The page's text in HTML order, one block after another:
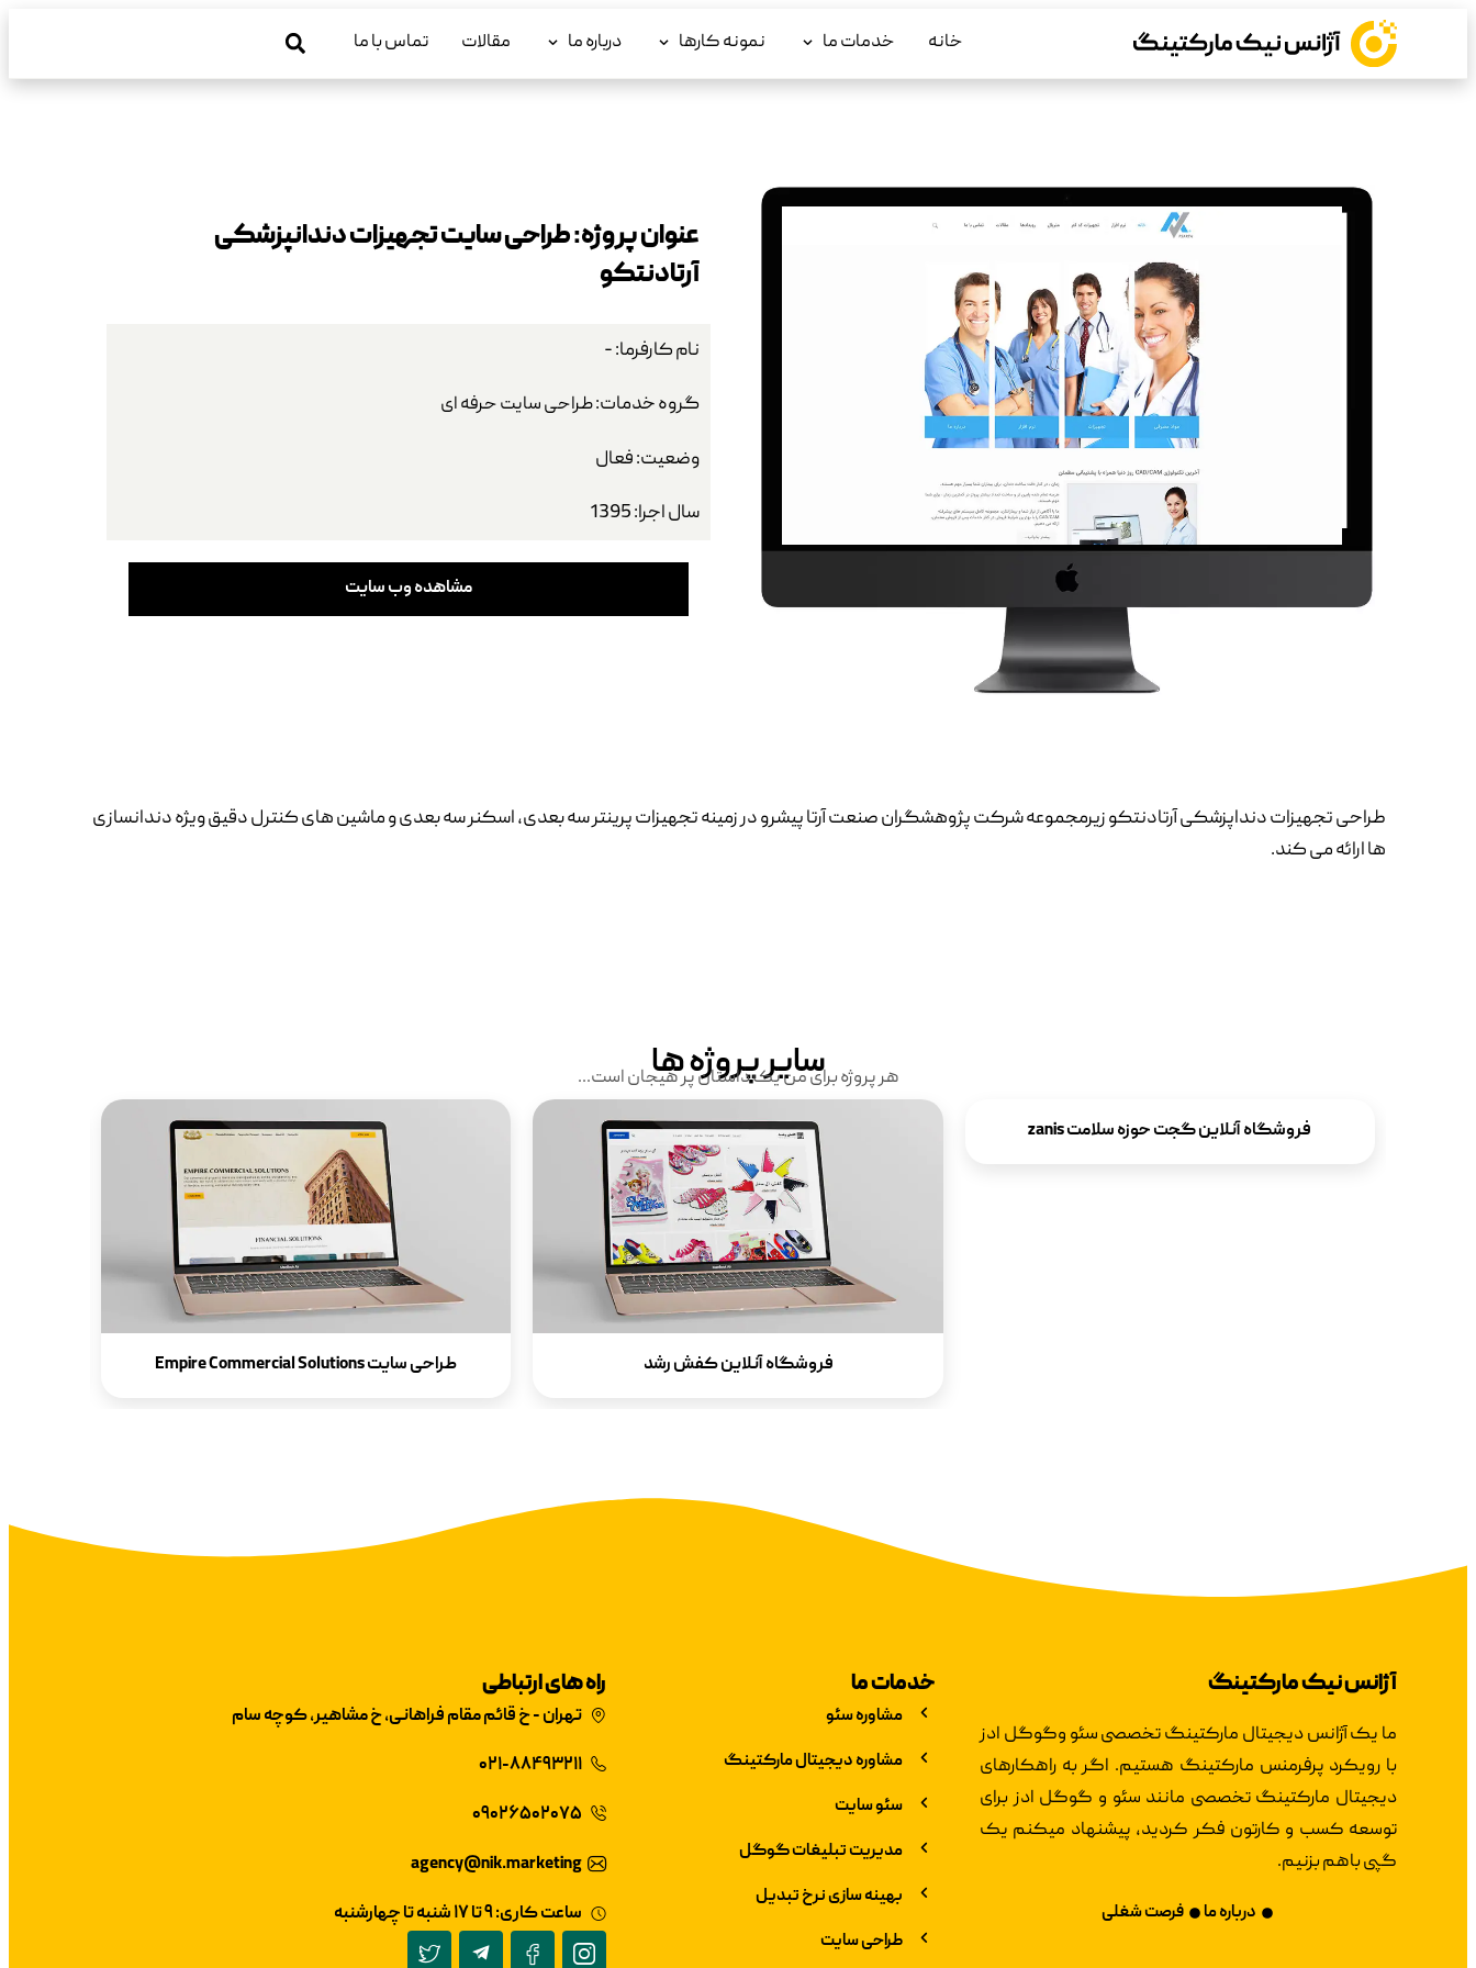
خانه خدمات ما نمونه کارها درباره ما مقالات تماس با ما
عنوان پروژه: طراحی سایت تجهیزات دندانپزشکی
آرتادنتکو
نام کارفرما: -
گروه خدمات:طراحی سایت حرفه ای
وضعیت: فعال
سال اجرا: 1395
مشاهده وب سایت
طراحی تجهیزات دنداپزشکی آرتادنتکو زیرمجموعه شرکت پژوهشگران صنعت آرتا پیشرو در زمینه تجهیزات پرینتر سه بعدی، اسکنر سه بعدی و ماشین های کنترل دقیق ویژه دندانسازی
ها ارائه می کند.
سایر پروژه ها
هر پروژه برای من یک داستان پر هیجان است...
فروشگاه آنلاین گجت حوزه سلامت zanis
فروشگاه آنلاین کفش رشد طراحی سایت Empire Commercial Solutions
آژانس نیک مارکتینگ
ما یک آژانس دیجیتال مارکتینگ تخصصی سئو وگوگل ادز
با رویکرد پرفرمنس مارکتینگ هستیم. اگر به راهکارهای
دیجیتال مارکتینگ تخصصی مانند سئو و گوگل ادز برای
توسعه کسب و کارتون فکر کردید، پیشنهاد میکنم یک
گپی باهم بزنیم.
درباره ما فرصت شغلی
خدمات ما
مشاوره سئو
مشاوره دیجیتال مارکتینگ
سئو سایت
مدیریت تبلیغات گوگل
بهینه سازی نرخ تبدیل
طراحی سایت
راه های ارتباطی
تهران - خ قائم مقام فراهانی، خ مشاهیر، کوچه سام
۰۲۱-۸۸۴۹۳۲۱۱
۰۹۰۲۶۵۰۲۰۷۵
agency@nik.marketing
ساعت کاری: ۹ تا ۱۷ شنبه تا چهارشنبه